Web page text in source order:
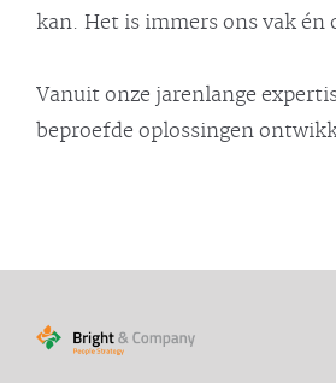
kan. Het is immers ons vak én
Vanuit onze jarenlange
beproefde oplossingen